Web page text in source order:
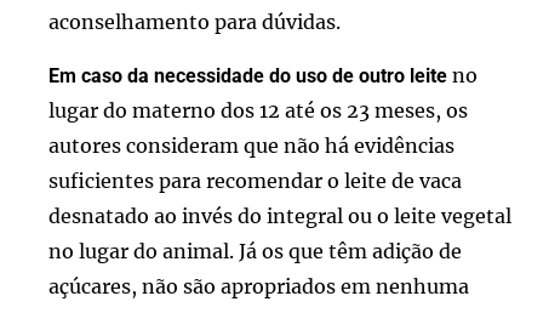
aconselhamento para dúvidas.
Em caso da necessidade do uso de outro leite no
lugar do materno dos 12 até os 23 meses, os
autores consideram que não há evidências
suficientes para recomendar o leite de vaca
desnatado ao invés do integral ou o leite vegetal
no lugar do animal. Já os que têm adição de
açúcares, não são apropriados em nenhuma